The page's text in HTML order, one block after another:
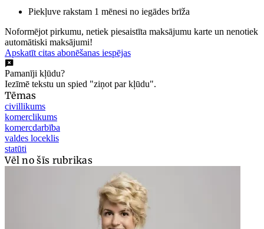
Piekļuve rakstam 1 mēnesi no iegādes brīža
Noformējot pirkumu, netiek piesaistīta maksājumu karte un nenotiek
automātiski maksājumi!
Apskatīt citas abonēšanas iespējas
Pamanīji kļūdu?
Iezīmē tekstu un spied "ziņot par kļūdu".
Tēmas
civillikums
komerclikums
komercdarbība
valdes loceklis
statūti
Vēl no šīs rubrikas